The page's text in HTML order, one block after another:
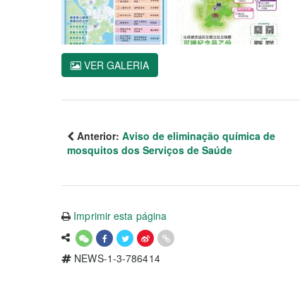
VER GALERIA
Anterior: Aviso de eliminação química de
mosquitos dos Serviços de Saúde
Imprimir esta página
NEWS-1-3-786414